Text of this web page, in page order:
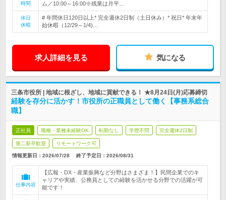
時間
ム／10:00～16:00※残業は月平…
休日
休暇
# 年間休日120日以上* 完全週休2日制（土日休み）* 祝日* 年末年
始休暇（12/29～1/4)…
求人詳細を見る 気になる
三条市役所 | 地域に根ざし、地域に貢献できる！ ★8月24日(月)応募締切
経験を存分に活かす！市役所の正職員として働く【事務系総合
職】
正社員 職種・業種未経験OK 転勤なし 学歴不問 完全週休2日制
第二新卒歓迎 リモートワーク可
情報更新日：2026/07/28 終了予定日： 2026/08/31
仕事内容
【広報・DX・産業振興など分野はさまざま！】民間企業でのキ
ャリアや実績、公務員としての経験を活かせる分野での活躍が可
能です！